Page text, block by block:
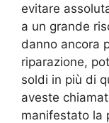
evitare
a un grande
danno ancora
riparazione,
soldi in più di
aveste
manifestato la